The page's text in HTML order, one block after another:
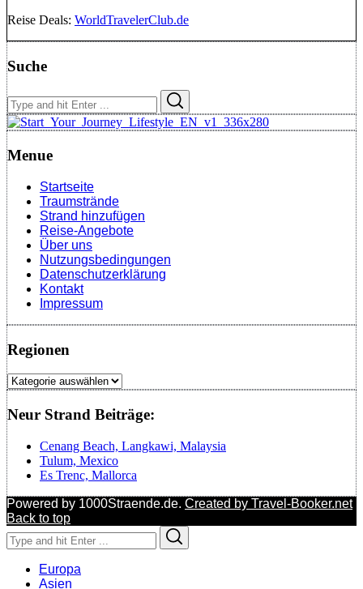
Reise Deals: WorldTravelerClub.de
Suche
Search
for:
Menue
Startseite
Traumstrände
Strand hinzufügen
Reise-Angebote
Über uns
Nutzungsbedingungen
Datenschutzerklärung
Kontakt
Impressum
Regionen
Regionen
Neur Strand Beiträge:
Cenang Beach, Langkawi, Malaysia
Tulum, Mexico
Es Trenc, Mallorca
Powered by 1000Straende.de. Created by Travel-Booker.net
Back to top
Search
for:
Europa
Asien